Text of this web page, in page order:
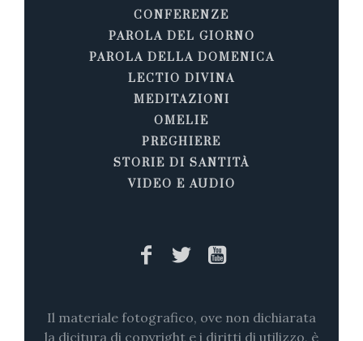
CONFERENZE
PAROLA DEL GIORNO
PAROLA DELLA DOMENICA
LECTIO DIVINA
MEDITAZIONI
OMELIE
PREGHIERE
STORIE DI SANTITÀ
VIDEO E AUDIO
Il materiale fotografico, ove non dichiarata
la dicitura di copyright e i diritti di utilizzo, è